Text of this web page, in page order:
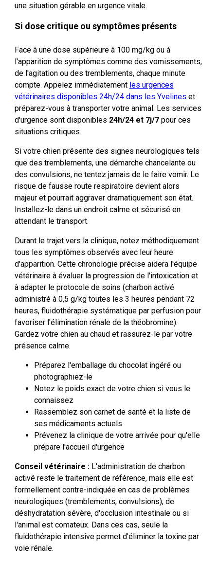
une situation gérable en urgence vitale.
Si dose critique ou symptômes présents
Face à une dose supérieure à 100 mg/kg ou à
l'apparition de symptômes comme des vomissements,
de l'agitation ou des tremblements, chaque minute
compte. Appelez immédiatement les urgences
vétérinaires disponibles 24h/24 dans les Yvelines et
préparez-vous à transporter votre animal. Les services
d'urgence sont disponibles 24h/24 et 7j/7pour ces
situations critiques.
Si votre chien présente des signes neurologiques tels
que des tremblements, une démarche chancelante ou
des convulsions, ne tentez jamais de le faire vomir. Le
risque de fausse route respiratoire devient alors
majeur et pourrait aggraver dramatiquement son état.
Installez-le dans un endroit calme et sécurisé en
attendant le transport.
Durant le trajet vers la clinique, notez méthodiquement
tous les symptômes observés avec leur heure
d'apparition. Cette chronologie précise aidera l'équipe
vétérinaire à évaluer la progression de l'intoxication et
à adapter le protocole de soins (charbon activé
administré à 0,5 g/kg toutes les 3 heures pendant 72
heures, fluidothérapie systématique par perfusion pour
favoriser l'élimination rénale de la théobromine).
Gardez votre chien au chaud et rassurez-le par votre
présence calme.
Préparez l'emballage du chocolat ingéré ou
photographiez-le
Notez le poids exact de votre chien si vous le
connaissez
Rassemblez son carnet de santé et la liste de
ses médicaments actuels
Prévenez la clinique de votre arrivée pour qu'elle
prépare l'accueil d'urgence
Conseil vétérinaire :L'administration de charbon
activé reste le traitement de référence, mais elle est
formellement contre-indiquée en cas de problèmes
neurologiques (tremblements, convulsions), de
déshydratation sévère, d'occlusion intestinale ou si
l'animal est comateux. Dans ces cas, seule la
fluidothérapie intensive permet d'éliminer la toxine par
voie rénale.